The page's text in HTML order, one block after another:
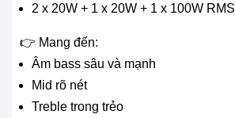
2 x 20W + 1 x 20W + 1 x 100W RMS
👉 Mang đến:
Âm bass sâu và mạnh
Mid rõ nét
Treble trong trẻo